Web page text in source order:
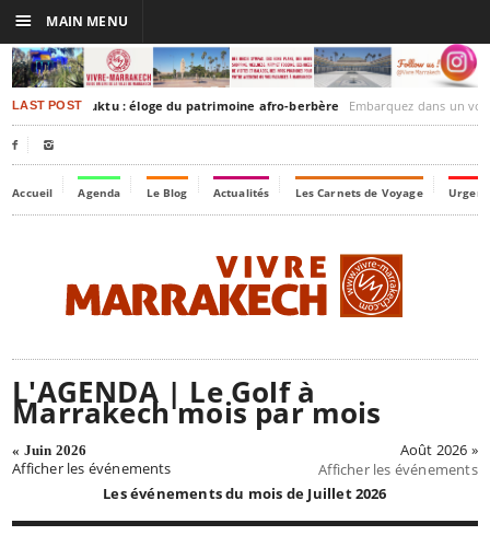
LAST POSTTimbuktu : éloge du patrimoine afro-berbère Embarquez dans un voyage culturel dans le
 
Accueil Agenda Le Blog Actualités Les Carnets de Voyage
L'AGENDA | Le Golf à
Marrakech mois par mois
« Juin 2026
Afficher les événements
Août 2026 »
Afficher les événements
Les événements du mois de Juillet 2026
☰ MAIN MENU